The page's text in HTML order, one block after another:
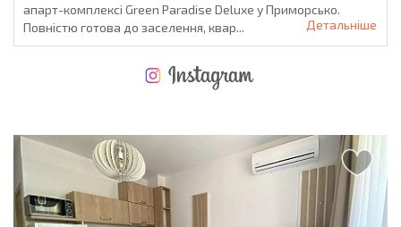
апарт-комплексі Green Paradise Deluxe у Приморсько.
Повністю готова до заселення, квар...
Детальніше